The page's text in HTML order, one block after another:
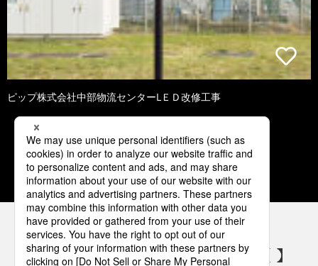
ピップ株式会社中部物流センターLＥＤ改修工事
1 2 3 4 5
パナソニックの電気設備 SNSアカウント